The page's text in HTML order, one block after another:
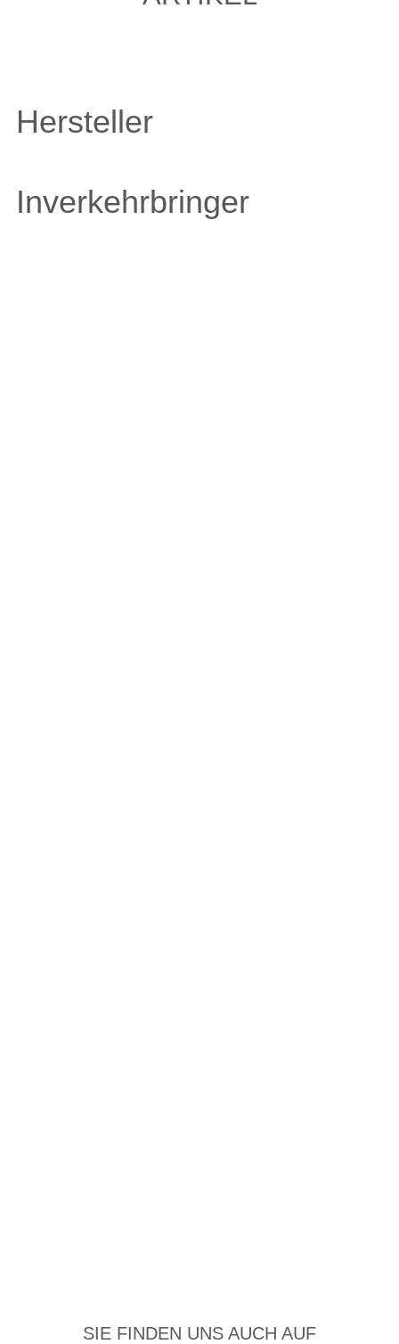
Hersteller
Inverkehrbringer
SIE FINDEN UNS AUCH AUF